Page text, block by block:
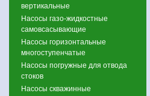
вертикальные
Насосы газо-жидкостные
самовсасывающие
Насосы горизонтальные
многоступенчатые
Насосы погружные для отвода
стоков
Насосы скважинные